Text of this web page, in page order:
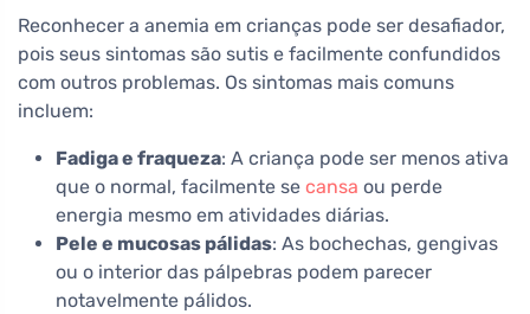
Reconhecer a anemia em crianças pode ser desafiador,
pois seus sintomas são sutis e facilmente confundidos
com outros problemas. Os sintomas mais comuns
incluem:
Fadiga e fraqueza: A criança pode ser menos ativa
que o normal, facilmente se cansa ou perde
energia mesmo em atividades diárias.
Pele e mucosas pálidas: As bochechas, gengivas
ou o interior das pálpebras podem parecer
notavelmente pálidos.